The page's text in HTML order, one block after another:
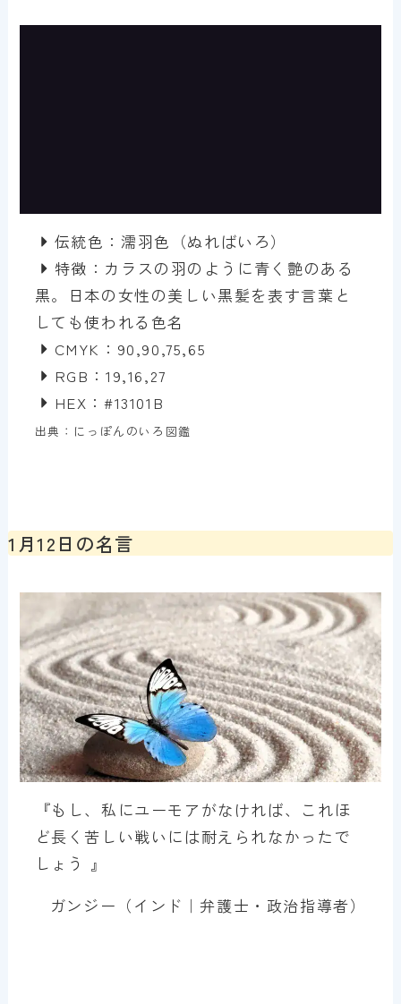
伝統色：濡羽色（ぬればいろ）
特徴：カラスの羽のように青く艶のある
黒。日本の女性の美しい黒髪を表す言葉と
しても使われる色名
CMYK：90,90,75,65
RGB：19,16,27
HEX：#13101B
出典：にっぽんのいろ図鑑
1月12日の名言
『もし、私にユーモアがなければ、これほ
ど長く苦しい戦いには耐えられなかったで
しょう 』
ガンジー（インド｜弁護士・政治指導者）